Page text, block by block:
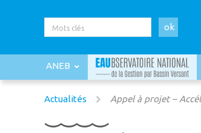
ok
ANEB
Actualités Appel à projet –